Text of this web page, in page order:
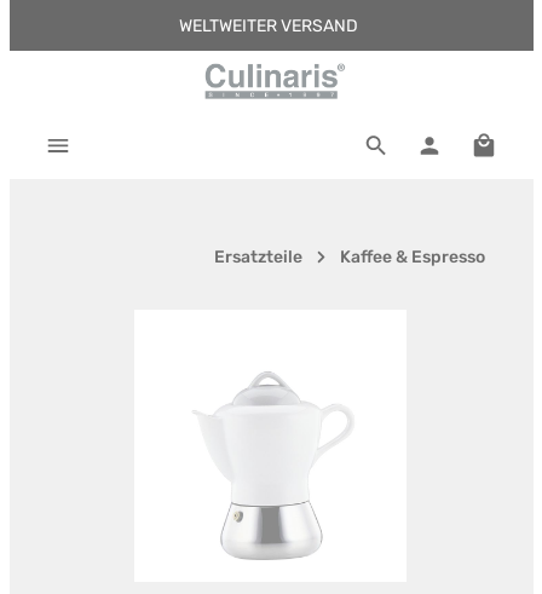
Zum Hauptinhalt springenWELTWEITER VERSAND
Ersatzteile Kaffee & Espresso